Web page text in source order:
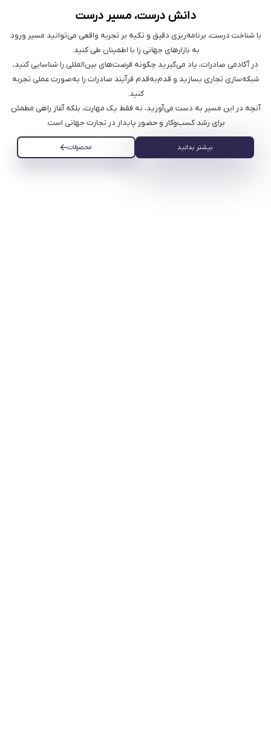
دانش درست، مسیر درست
با شناخت درست، برنامه‌ریزی دقیق و تکیه بر تجربه واقعی می‌توانید مسیر ورود
به بازارهای جهانی را با اطمینان طی کنید.
در آکادمی صادرات، یاد می‌گیرید چگونه فرصت‌های بین‌المللی را شناسایی کنید،
شبکه‌سازی تجاری بسازید و قدم‌به‌قدم فرآیند صادرات را به‌صورت عملی تجربه
کنید.
آنچه در این مسیر به دست می‌آورید، نه فقط یک مهارت، بلکه آغاز راهی مطمئن
برای رشد کسب‌وکار و حضور پایدار در تجارت جهانی است.
بیشتر بدانید محصولات